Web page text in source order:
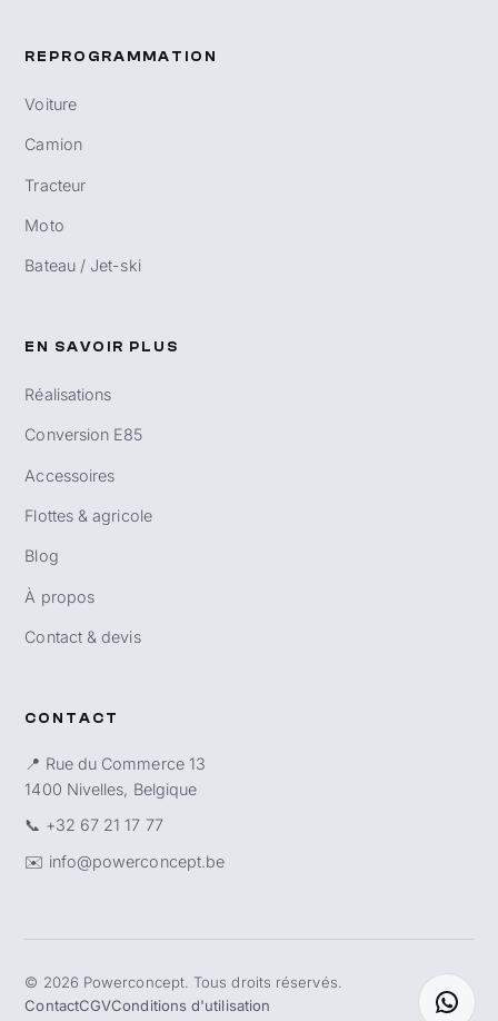
REPROGRAMMATION
Voiture
Camion
Tracteur
Moto
Bateau / Jet-ski
EN SAVOIR PLUS
Réalisations
Conversion E85
Accessoires
Flottes & agricole
Blog
À propos
Contact & devis
CONTACT
📍 Rue du Commerce 13
1400 Nivelles, Belgique
📞 +32 67 21 17 77
✉️ info@powerconcept.be
© 2026 Powerconcept. Tous droits réservés.
ContactCGVConditions d'utilisation